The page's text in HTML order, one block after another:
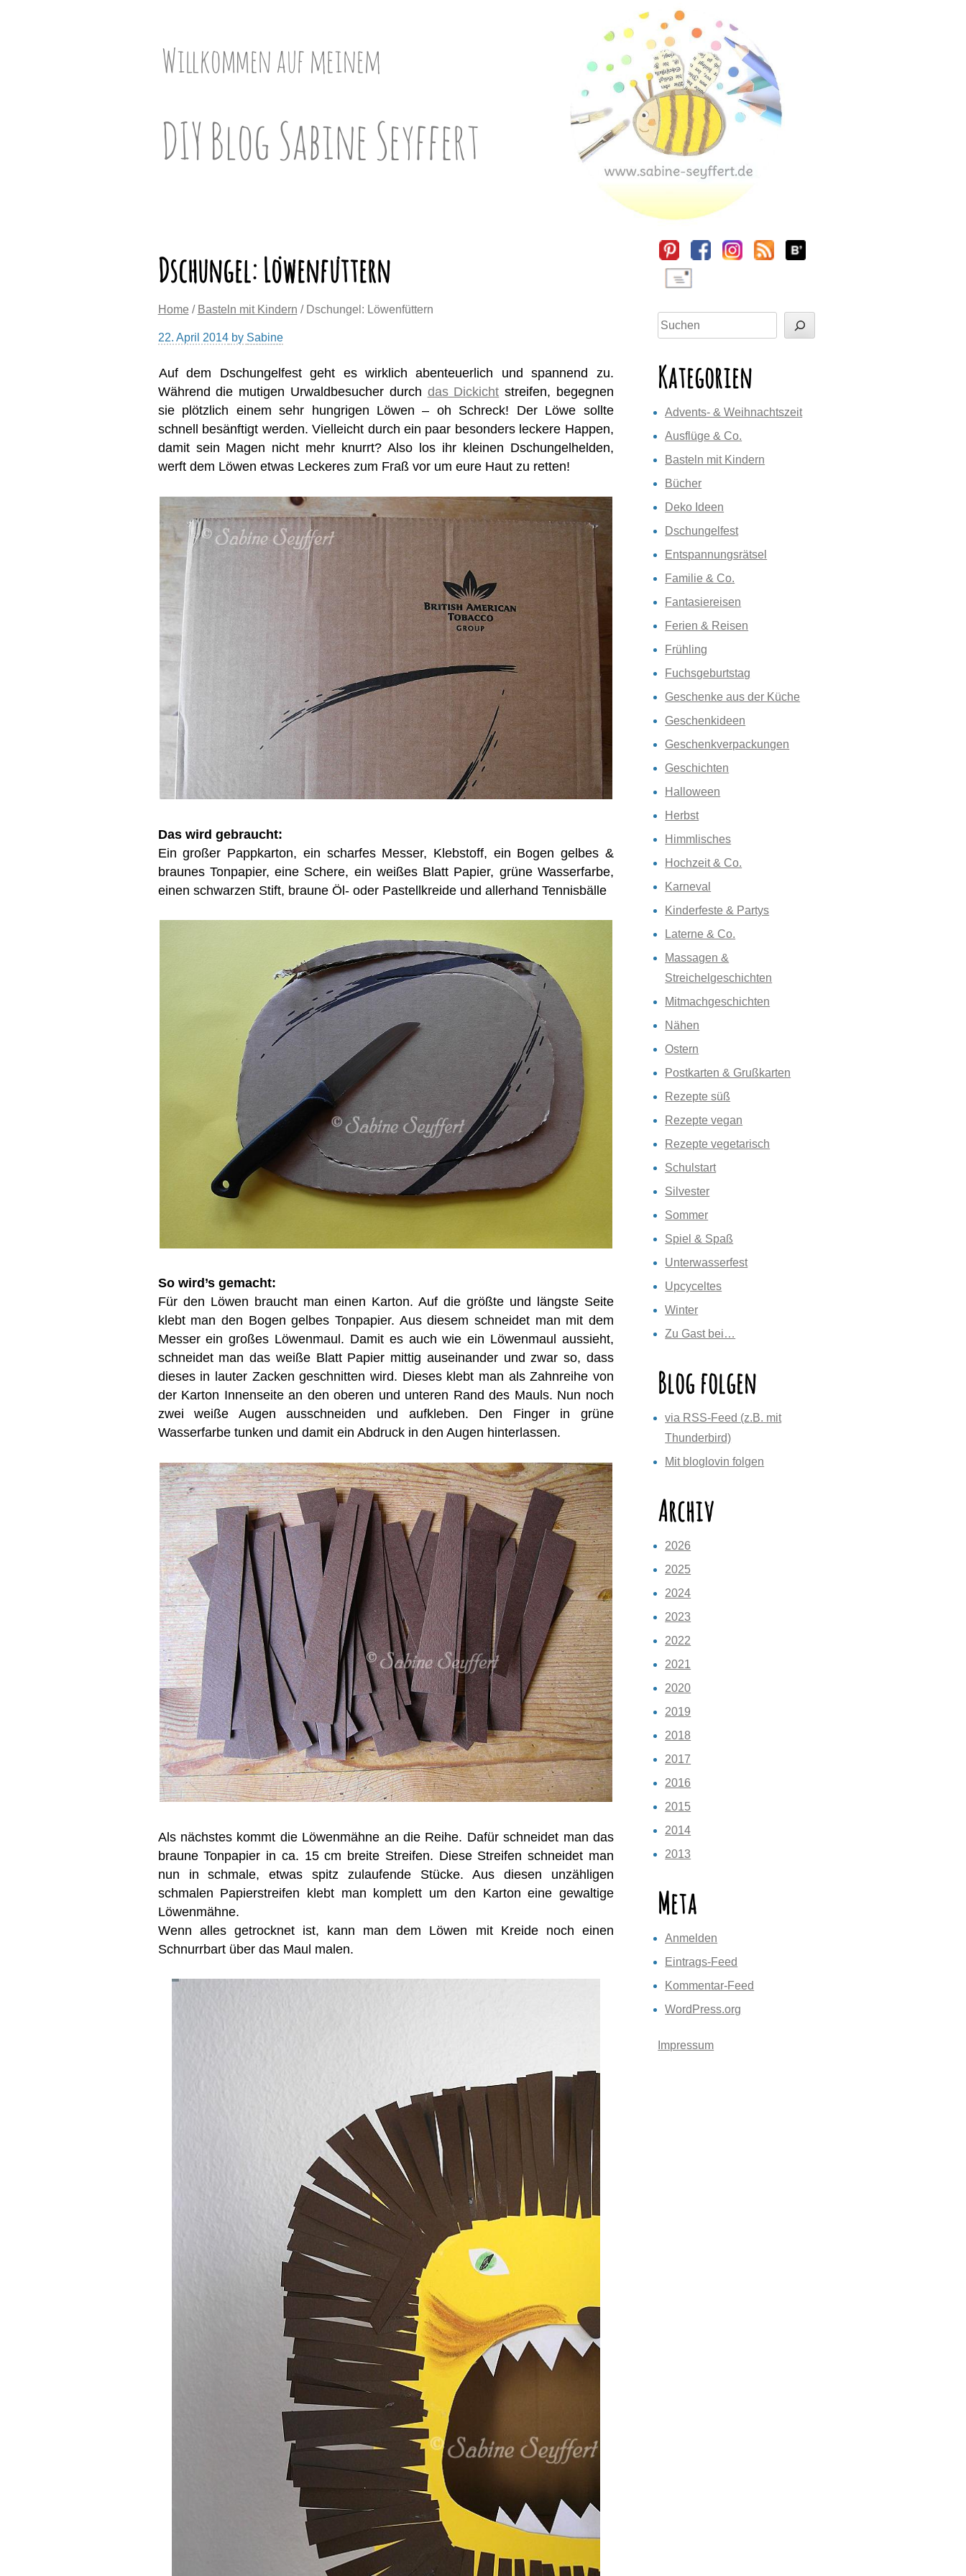
Willkommen auf meinem
DIY Blog Sabine Seyffert
Dschungel: Löwenfüttern
Home / Basteln mit Kindern / Dschungel: Löwenfüttern
22. April 2014by Sabine
Auf dem Dschungelfest geht es wirklich abenteuerlich und spannend zu.
Während die mutigen Urwaldbesucher durch das Dickicht streifen, begegnen
sie plötzlich einem sehr hungrigen Löwen – oh Schreck! Der Löwe sollte
schnell besänftigt werden. Vielleicht durch ein paar besonders leckere Happen,
damit sein Magen nicht mehr knurrt? Also los ihr kleinen Dschungelhelden,
werft dem Löwen etwas Leckeres zum Fraß vor um eure Haut zu retten!
Das wird gebraucht:
Ein großer Pappkarton, ein scharfes Messer, Klebstoff, ein Bogen gelbes &
braunes Tonpapier, eine Schere, ein weißes Blatt Papier, grüne Wasserfarbe,
einen schwarzen Stift, braune Öl- oder Pastellkreide und allerhand Tennisbälle
So wird’s gemacht:
Für den Löwen braucht man einen Karton. Auf die größte und längste Seite
klebt man den Bogen gelbes Tonpapier. Aus diesem schneidet man mit dem
Messer ein großes Löwenmaul. Damit es auch wie ein Löwenmaul aussieht,
schneidet man das weiße Blatt Papier mittig auseinander und zwar so, dass
dieses in lauter Zacken geschnitten wird. Dieses klebt man als Zahnreihe von
der Karton Innenseite an den oberen und unteren Rand des Mauls. Nun noch
zwei weiße Augen ausschneiden und aufkleben. Den Finger in grüne
Wasserfarbe tunken und damit ein Abdruck in den Augen hinterlassen.
Als nächstes kommt die Löwenmähne an die Reihe. Dafür schneidet man das
braune Tonpapier in ca. 15 cm breite Streifen. Diese Streifen schneidet man
nun in schmale, etwas spitz zulaufende Stücke. Aus diesen unzähligen
schmalen Papierstreifen klebt man komplett um den Karton eine gewaltige
Löwenmähne.
Wenn alles getrocknet ist, kann man dem Löwen mit Kreide noch einen
Schnurrbart über das Maul malen.
Sidebar
Suchen
Kategorien
Advents- & Weihnachtszeit
Ausflüge & Co.
Basteln mit Kindern
Bücher
Deko Ideen
Dschungelfest
Entspannungsrätsel
Familie & Co.
Fantasiereisen
Ferien & Reisen
Frühling
Fuchsgeburtstag
Geschenke aus der Küche
Geschenkideen
Geschenkverpackungen
Geschichten
Halloween
Herbst
Himmlisches
Hochzeit & Co.
Karneval
Kinderfeste & Partys
Laterne & Co.
Massagen &
Streichelgeschichten
Mitmachgeschichten
Nähen
Ostern
Postkarten & Grußkarten
Rezepte süß
Rezepte vegan
Rezepte vegetarisch
Schulstart
Silvester
Sommer
Spiel & Spaß
Unterwasserfest
Upcyceltes
Winter
Zu Gast bei…
Blog folgen
via RSS-Feed (z.B. mit
Thunderbird)
Mit bloglovin folgen
Archiv
2026
2025
2024
2023
2022
2021
2020
2019
2018
2017
2016
2015
2014
2013
Meta
Anmelden
Eintrags-Feed
Kommentar-Feed
WordPress.org
Impressum